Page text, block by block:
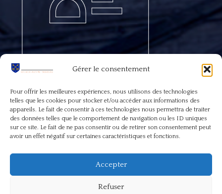
Gérer le consentement
Pour offrir les meilleures expériences, nous utilisons des technologies
telles que les cookies pour stocker et/ou accéder aux informations des
appareils. Le fait de consentir à ces technologies nous permettra de traiter
des données telles que le comportement de navigation ou les ID uniques
sur ce site. Le fait de ne pas consentir ou de retirer son consentement peut
avoir un effet négatif sur certaines caractéristiques et fonctions.
Accepter
Refuser
Copyright © 2026 /FSSP Fontainebleau
Site map
Politique de confidentialité
Mentions légales